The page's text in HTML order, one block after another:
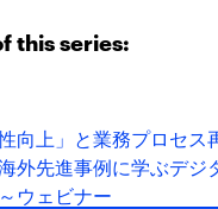
this series:
向上」と業務プロセス
外先進事例に学ぶデジ
ウェビナー